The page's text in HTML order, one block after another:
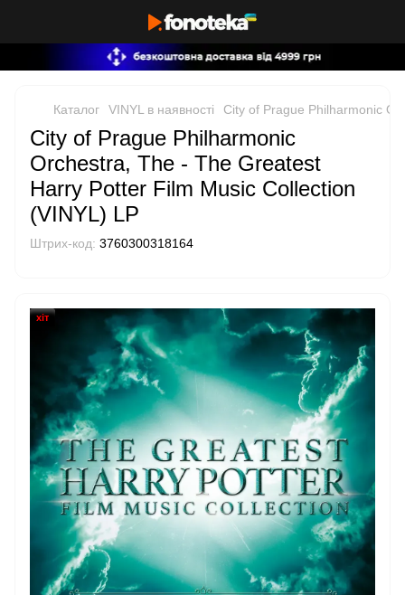
Каталог VINYL в наявності City of Prague Philharmonic
City of Prague Philharmonic
Orchestra, The - The Greatest
Harry Potter Film Music Collection
(VINYL) LP
Штрих-код: 3760300318164
хіт